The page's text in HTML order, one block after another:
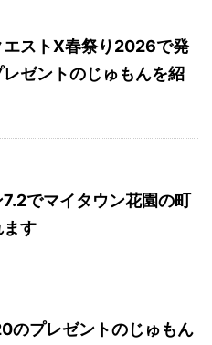
エストX春祭り2026で発
ゼントのじゅもんを紹
でマイタウン花園の町
ます
のプレゼントのじゅもん